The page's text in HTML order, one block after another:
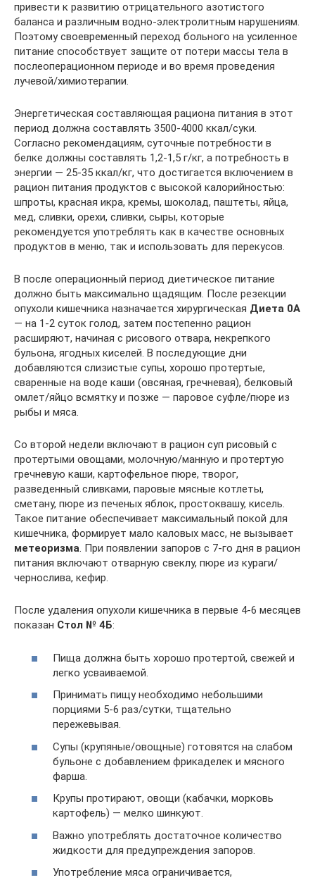
привести к развитию отрицательного азотистого
баланса и различным водно-электролитным нарушениям.
Поэтому своевременный переход больного на усиленное
питание способствует защите от потери массы тела в
послеоперационном периоде и во время проведения
лучевой/химиотерапии.
Энергетическая составляющая рациона питания в этот
период должна составлять 3500-4000 ккал/суки.
Согласно рекомендациям, суточные потребности в
белке должны составлять 1,2-1,5 г/кг, а потребность в
энергии — 25-35 ккал/кг, что достигается включением в
рацион питания продуктов с высокой калорийностью:
шпроты, красная икра, кремы, шоколад, паштеты, яйца,
мед, сливки, орехи, сливки, сыры, которые
рекомендуется употреблять как в качестве основных
продуктов в меню, так и использовать для перекусов.
В после операционный период диетическое питание
должно быть максимально щадящим. После резекции
опухоли кишечника назначается хирургическая Диета 0А
— на 1-2 суток голод, затем постепенно рацион
расширяют, начиная с рисового отвара, некрепкого
бульона, ягодных киселей. В последующие дни
добавляются слизистые супы, хорошо протертые,
сваренные на воде каши (овсяная, гречневая), белковый
омлет/яйцо всмятку и позже — паровое суфле/пюре из
рыбы и мяса.
Со второй недели включают в рацион суп рисовый с
протертыми овощами, молочную/манную и протертую
гречневую каши, картофельное пюре, творог,
разведенный сливками, паровые мясные котлеты,
сметану, пюре из печеных яблок, простоквашу, кисель.
Такое питание обеспечивает максимальный покой для
кишечника, формирует мало каловых масс, не вызывает
метеоризма. При появлении запоров с 7-го дня в рацион
питания включают отварную свеклу, пюре из кураги/
чернослива, кефир.
После удаления опухоли кишечника в первые 4-6 месяцев
показан Стол № 4Б:
Пища должна быть хорошо протертой, свежей и
легко усваиваемой.
Принимать пищу необходимо небольшими
порциями 5-6 раз/сутки, тщательно
пережевывая.
Супы (крупяные/овощные) готовятся на слабом
бульоне с добавлением фрикаделек и мясного
фарша.
Крупы протирают, овощи (кабачки, морковь
картофель) — мелко шинкуют.
Важно употреблять достаточное количество
жидкости для предупреждения запоров.
Употребление мяса ограничивается,